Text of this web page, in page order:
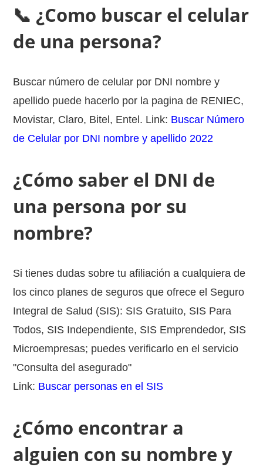
📞 ¿Como buscar el celular
de una persona?
Buscar número de celular por DNI nombre y
apellido puede hacerlo por la pagina de RENIEC,
Movistar, Claro, Bitel, Entel. Link: Buscar Número
de Celular por DNI nombre y apellido 2022
¿Cómo saber el DNI de
una persona por su
nombre?
Si tienes dudas sobre tu afiliación a cualquiera de
los cinco planes de seguros que ofrece el Seguro
Integral de Salud (SIS): SIS Gratuito, SIS Para
Todos, SIS Independiente, SIS Emprendedor, SIS
Microempresas; puedes verificarlo en el servicio
"Consulta del asegurado"
Link: Buscar personas en el SIS
¿Cómo encontrar a
alguien con su nombre y